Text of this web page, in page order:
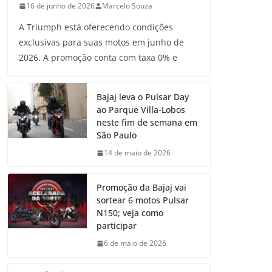
16 de junho de 2026 Marcelo Souza
A Triumph está oferecendo condições
exclusivas para suas motos em junho de
2026. A promoção conta com taxa 0% e
Bajaj leva o Pulsar Day
ao Parque Villa-Lobos
neste fim de semana em
São Paulo
14 de maio de 2026
Promoção da Bajaj vai
sortear 6 motos Pulsar
N150; veja como
participar
6 de maio de 2026